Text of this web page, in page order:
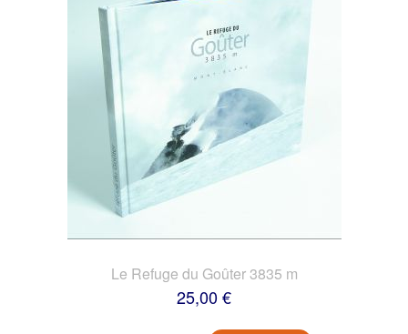
Le Refuge du Goûter 3835 m
25,00 €